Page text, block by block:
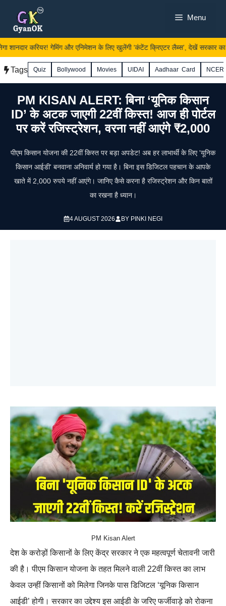
content
Menu
करियर! गेमिंग और एनिमेशन के लिए खुलेंगी ‘कंटेंट क्रिएटर लैब्स’, देखें सरकार का
Tags Quiz Bollywood Movies UIDAI Aadhaar Card
PM KISAN ALERT: बिना ‘यूनिक किसान
ID’ के अटक जाएगी 22वीं किस्त! आज ही पोर्टल
पर करें रजिस्ट्रेशन, वरना नहीं आएंगे ₹2,000
पीएम किसान योजना की 22वीं किस्त पर बड़ा अपडेट! अब हर लाभार्थी के लिए 'यूनिक
किसान आईडी' बनवाना अनिवार्य हो गया है। बिना इस डिजिटल पहचान के आपके
खाते में 2,000 रुपये नहीं आएंगे। जानिए कैसे करना है रजिस्ट्रेशन और किन बातों
का रखना है ध्यान।
4 AUGUST 2026 BY PINKI NEGI
PM Kisan Alert
देश के करोड़ों किसानों के लिए केंद्र सरकार ने एक महत्वपूर्ण चेतावनी जारी
की है। पीएम किसान योजना के तहत मिलने वाली 22वीं किस्त का लाभ
केवल उन्हीं किसानों को मिलेगा जिनके पास डिजिटल ‘यूनिक किसान
आईडी’ होगी। सरकार का उद्देश्य इस आईडी के जरिए फर्जीवाड़े को रोकना